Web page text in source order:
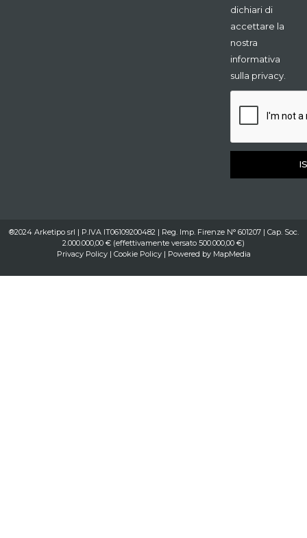
dichiari di
accettare la
nostra
informativa
sulla privacy.
®2024 Arketipo srl | P.IVA IT06109200482 | Reg. Imp. Firenze N° 601207 | Cap. Soc.
2.000.000,00 € (effettivamente versato 500.000,00 €)
Privacy Policy| Cookie Policy| Powered by MapMedia